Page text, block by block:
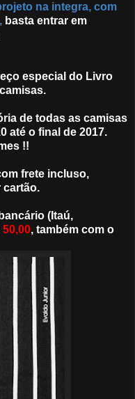
na integra, com
basta entrar em
especial do Livro
de todas as camisas
até o final de 2017.
!!
frete incluso,
cartão.
(Itaú,
50,00, também com o